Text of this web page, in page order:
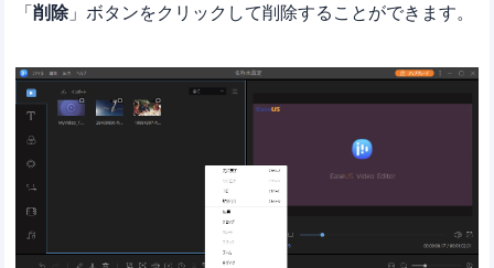
「削除」ボタンをクリックして削除することができます。